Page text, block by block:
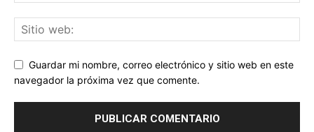
Guardar mi nombre, correo electrónico y sitio web en este
navegador la próxima vez que comente.